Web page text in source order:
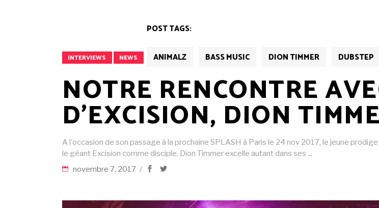
INTERVIEWS NEWS
POST TAGS:
ANIMALZ BASS MUSIC DION TIMMER DUBSTEP
NOTRE RENCONTRE
D’EXCISION, DION
A l'occasion de son passage à la prochaine SPLASH à Paris le 24 nov 2017, le jeune
le géant Excision comme disciple, Dion Timmer excelle autant dans ses
novembre 7, 2017